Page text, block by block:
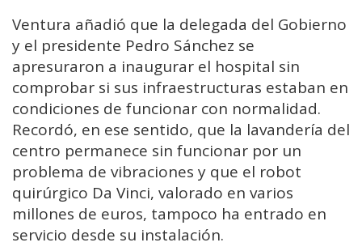
Ventura añadió que la delegada del Gobierno
y el presidente Pedro Sánchez se
apresuraron a inaugurar el hospital sin
comprobar si sus infraestructuras estaban en
condiciones de funcionar con normalidad.
Recordó, en ese sentido, que la lavandería del
centro permanece sin funcionar por un
problema de vibraciones y que el robot
quirúrgico Da Vinci, valorado en varios
millones de euros, tampoco ha entrado en
servicio desde su instalación.